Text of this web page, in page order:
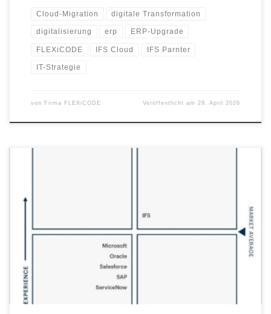
Cloud-Migration digitale Transformation
digitalisierung erp ERP-Upgrade
FLEXiCODE IFS Cloud IFS Parnter
IT-Strategie
von Firma FLEXiCODE Veröffentlicht am 29. April 2026
besonders in serviceintensiven Branchen wie Fertigung,
„Voice of the Customer“-Studie zeigt klar, welchen Unterschied
leistungsfähige Field-Service-Lösungen machen. Auf Basis von
verifiziertem Anwenderfeedback wurde IFS als einziger Anbieter
zur „Customers’ Choice“ im Bereich Field Service Management
ausgezeichnet […]